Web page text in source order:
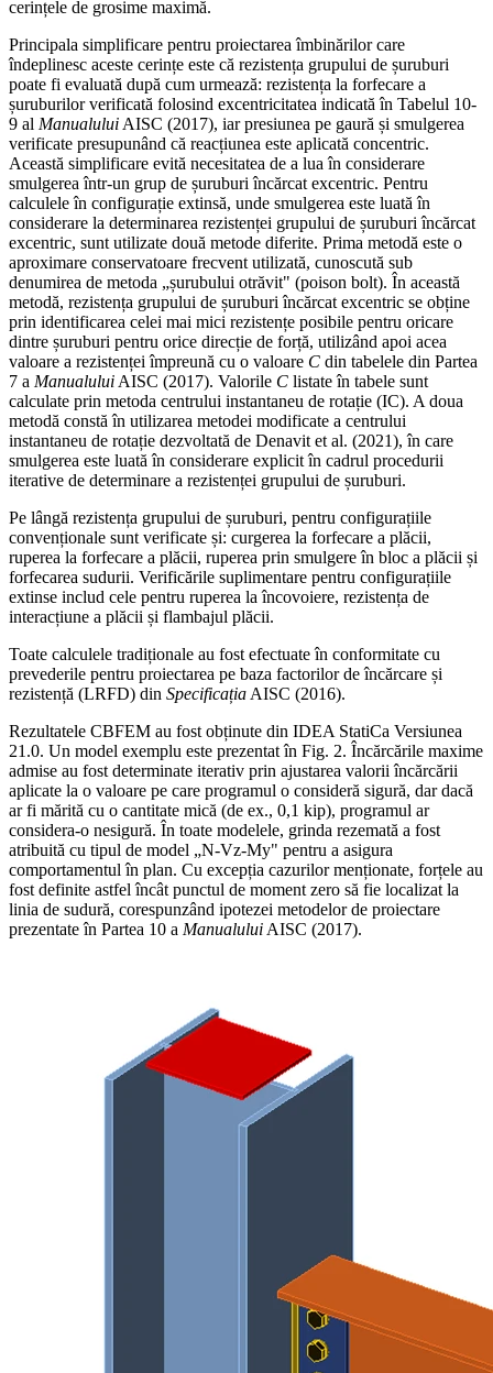
cerințele de grosime maximă.
Principala simplificare pentru proiectarea îmbinărilor care
îndeplinesc aceste cerințe este că rezistența grupului de șuruburi
poate fi evaluată după cum urmează: rezistența la forfecare a
șuruburilor verificată folosind excentricitatea indicată în Tabelul 10-
9 al Manualului AISC (2017), iar presiunea pe gaură și smulgerea
verificate presupunând că reacțiunea este aplicată concentric.
Această simplificare evită necesitatea de a lua în considerare
smulgerea într-un grup de șuruburi încărcat excentric. Pentru
calculele în configurație extinsă, unde smulgerea este luată în
considerare la determinarea rezistenței grupului de șuruburi încărcat
excentric, sunt utilizate două metode diferite. Prima metodă este o
aproximare conservatoare frecvent utilizată, cunoscută sub
denumirea de metoda „șurubului otrăvit" (poison bolt). În această
metodă, rezistența grupului de șuruburi încărcat excentric se obține
prin identificarea celei mai mici rezistențe posibile pentru oricare
dintre șuruburi pentru orice direcție de forță, utilizând apoi acea
valoare a rezistenței împreună cu o valoare C din tabelele din Partea
7 a Manualului AISC (2017). Valorile C listate în tabele sunt
calculate prin metoda centrului instantaneu de rotație (IC). A doua
metodă constă în utilizarea metodei modificate a centrului
instantaneu de rotație dezvoltată de Denavit et al. (2021), în care
smulgerea este luată în considerare explicit în cadrul procedurii
iterative de determinare a rezistenței grupului de șuruburi.
Pe lângă rezistența grupului de șuruburi, pentru configurațiile
convenționale sunt verificate și: curgerea la forfecare a plăcii,
ruperea la forfecare a plăcii, ruperea prin smulgere în bloc a plăcii și
forfecarea sudurii. Verificările suplimentare pentru configurațiile
extinse includ cele pentru ruperea la încovoiere, rezistența de
interacțiune a plăcii și flambajul plăcii.
Toate calculele tradiționale au fost efectuate în conformitate cu
prevederile pentru proiectarea pe baza factorilor de încărcare și
rezistență (LRFD) din Specificația AISC (2016).
Rezultatele CBFEM au fost obținute din IDEA StatiCa Versiunea
21.0. Un model exemplu este prezentat în Fig. 2. Încărcările maxime
admise au fost determinate iterativ prin ajustarea valorii încărcării
aplicate la o valoare pe care programul o consideră sigură, dar dacă
ar fi mărită cu o cantitate mică (de ex., 0,1 kip), programul ar
considera-o nesigură. În toate modelele, grinda rezemată a fost
atribuită cu tipul de model „N-Vz-My" pentru a asigura
comportamentul în plan. Cu excepția cazurilor menționate, forțele au
fost definite astfel încât punctul de moment zero să fie localizat la
linia de sudură, corespunzând ipotezei metodelor de proiectare
prezentate în Partea 10 a Manualului AISC (2017).